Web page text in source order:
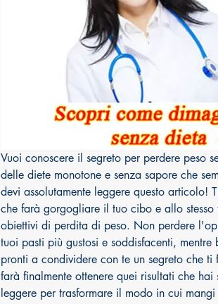
Vuoi conoscere il segreto per perdere peso
delle diete monotone e senza sapore che
devi assolutamente leggere questo articolo!
che farà gorgogliare il tuo cibo e allo
obiettivi di perdita di peso. Non perdere
tuoi pasti più gustosi e soddisfacenti,
pronti a condividere con te un segreto che
farà finalmente ottenere quei risultati che
leggere per trasformare il modo in cui